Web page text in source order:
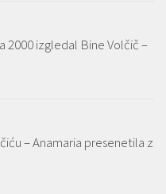
2000 izgledal Bine Volčič –
– Anamaria presenetila z